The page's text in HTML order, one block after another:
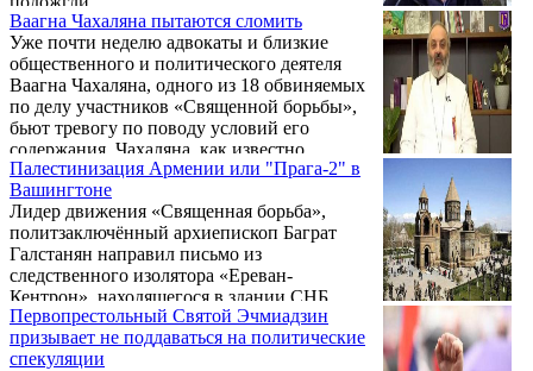
Ваагна Чахаляна пытаются сломить
Уже почти неделю адвокаты и близкие
общественного и политического деятеля
Ваагна Чахаляна, одного из 18 обвиняемых
по делу участников «Священной борьбы»,
бьют тревогу по поводу условий его
содержания. Чахаляна, как известно,
несколько дней назад поместили в карцер.
Его адвокат Алексан Тумасян тогда заявил,
что его подзащитный содержится в
нечеловеческих условиях – карцер даже не
отапливается, и Чахалян который день
находится в холоде, сравнимом с
постоянным пребыванием зимой на улице.
Палестинизация Армении или "Прага-2" в
Вашингтоне
Лидер движения «Священная борьба»,
политзаключённый архиепископ Баграт
Галстанян направил письмо из
следственного изолятора «Ереван-
Кентрон», находящегося в здании СНБ
Армении.
Первопрестольный Святой Эчмиадзин
призывает не поддаваться на политические
спекуляции